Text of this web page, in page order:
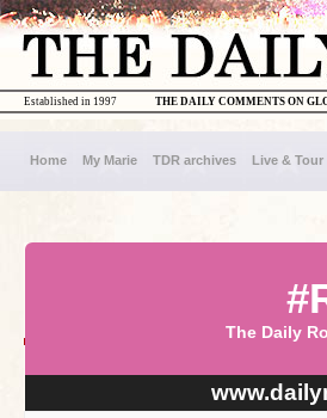
THE DAILY COMMENTS ON
Established in 1997
Home My Marie TDR archives Live & Tour
The Daily